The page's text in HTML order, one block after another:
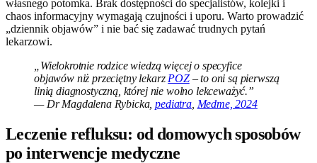
własnego potomka. Brak dostępności do specjalistów, kolejki i
chaos informacyjny wymagają czujności i uporu. Warto prowadzić
„dziennik objawów” i nie bać się zadawać trudnych pytań
lekarzowi.
„Wielokrotnie rodzice wiedzą więcej o specyfice
objawów niż przeciętny lekarz POZ– to oni są pierwszą
linią diagnostyczną, której nie wolno lekceważyć.”
— Dr Magdalena Rybicka,pediatra, Medme, 2024
Leczenie refluksu: od domowych sposobów
po interwencje medyczne